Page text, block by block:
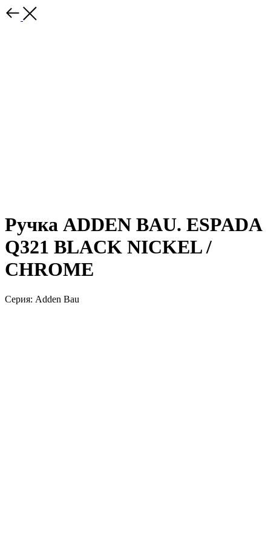
Ручка ADDEN BAU. ESPADA
Q321 BLACK NICKEL /
CHROME
Серия: Adden Bau